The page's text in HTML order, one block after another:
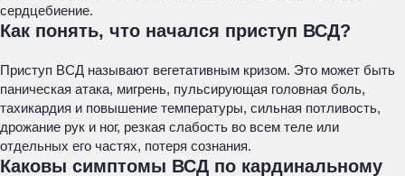
сердцебиение.
Как понять, что начался приступ ВСД?
Приступ ВСД называют вегетативным кризом. Это может быть
паническая атака, мигрень, пульсирующая головная боль,
тахикардия и повышение температуры, сильная потливость,
дрожание рук и ног, резкая слабость во всем теле или
отдельных его частях, потеря сознания.
Каковы симптомы ВСД по кардинальному